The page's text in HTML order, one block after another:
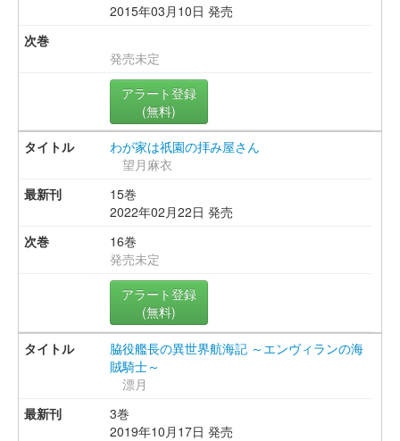
2015年03月10日 発売
発売未定
アラート登録
(無料)
わが家は祇園の拝み屋さん
望月麻衣
15巻
2022年02月22日 発売
16巻
発売未定
アラート登録
(無料)
脇役艦長の異世界航海記 ～エンヴィランの海
賊騎士～
漂月
3巻
2019年10月17日 発売